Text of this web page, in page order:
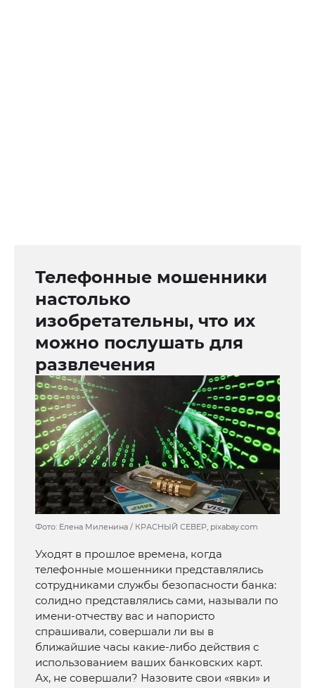
Телефонные мошенники
настолько
изобретательны, что их
можно послушать для
развлечения
Фото: Елена Миленина / КРАСНЫЙ СЕВЕР, pixabay.com
Уходят в прошлое времена, когда
телефонные мошенники представлялись
сотрудниками службы безопасности банка:
солидно представлялись сами, называли по
имени-отчеству вас и напористо
спрашивали, совершали ли вы в
ближайшие часы какие-либо действия с
использованием ваших банковских карт.
Ах, не совершали? Назовите свои «явки» и